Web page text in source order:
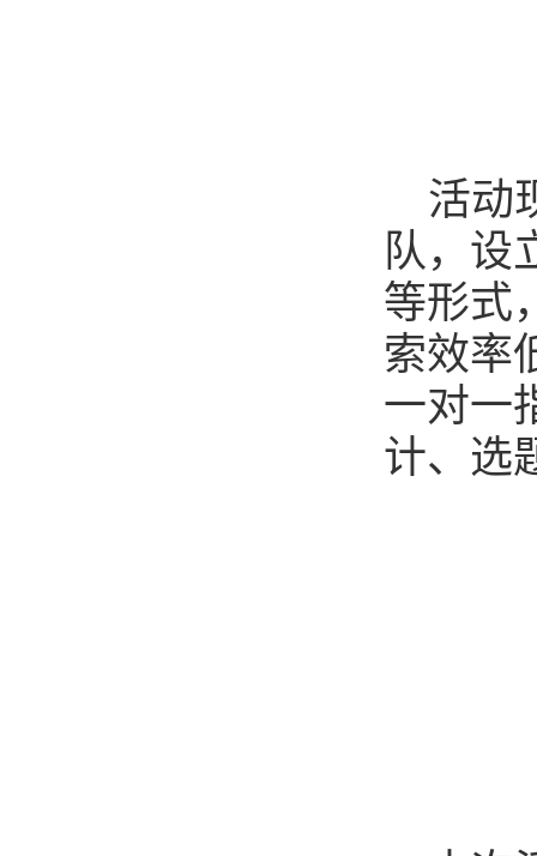
活动
队，设
等形式
索效率
一对一
计、选